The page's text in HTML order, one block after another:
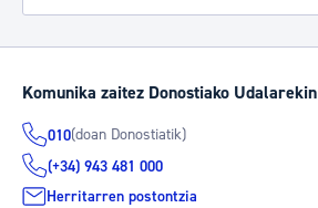
Komunika zaitez Donostiako Udalarekin
010(doan Donostiatik)
(+34) 943 481 000
Herritarren postontzia